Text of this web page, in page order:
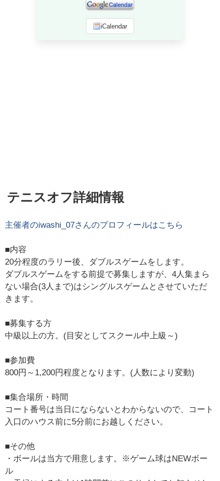
iCalendar
テニスオフ詳細情報
主催者のiwashi_07さんのプロフィールはこちら
■内容
20分程度のラリー後、ダブルスゲームをします。
ダブルスゲームをする前提で募集しますが、4人集まら
ない場合(3人まで)はシングルスゲームとさせていただ
きます。
■募集する方
中級以上の方。(目安としてスクール中上級～)
■参加費
800円～1,200円程度となります。(人数により変動)
■集合場所・時間
コート番号は当日にならないとわからないので、コート
入口のハウス前に5分前にお越しください。
■その他
・ボールは当方で用意します。※ゲーム球はNEWボー
ル